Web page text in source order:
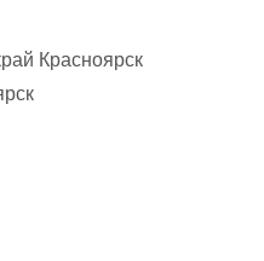
Красноярск